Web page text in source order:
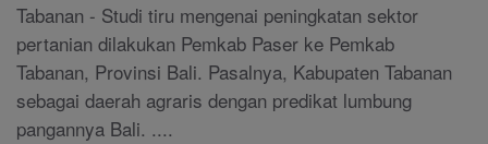
Tabanan - Studi tiru mengenai peningkatan sektor
pertanian dilakukan Pemkab Paser ke Pemkab
Tabanan, Provinsi Bali. Pasalnya, Kabupaten Tabanan
sebagai daerah agraris dengan predikat lumbung
pangannya Bali. ....